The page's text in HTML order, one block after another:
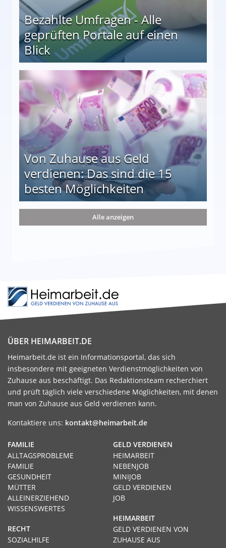
Bezahlte Umfragen - Alle
geprüften Portale auf einen
Blick
auf einen Blick
Von Zuhause aus Geld
verdienen: Das sind die 15
besten Möglichkeiten
die 15 besten Möglichkeiten
Alle anzeigen
ÜBER HEIMARBEIT.DE
Heimarbeit.de ist ein Informationsportal, das sich
insbesondere mit geeigneten Verdienstmöglichkeiten von
Zuhause aus beschäftigt. Das Redaktionsteam recherchiert
und prüft täglich viele verschiedene Möglichkeiten, mit denen
man von Zuhause aus Geld verdienen kann.
Kontaktiere uns: kontakt@heimarbeit.de
GELD VERDIENEN
HEIMARBEIT
NEBENJOB
MINIJOB
GELD VERDIENEN
JOB
HEIMARBEIT
GELD VERDIENEN VON
ZUHAUSE AUS
FAMILIE
ALLTAGSPROBLEME
FAMILIE
GESUNDHEIT
MÜTTER
ALLEINERZIEHEND
WISSENSWERTES
RECHT
SOZIALHILFE